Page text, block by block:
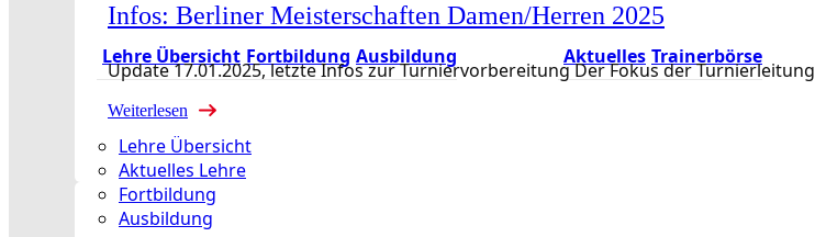
Lehre Übersicht Fortbildung Ausbildung Aktuelles Trainerbörse
Lehre Übersicht
Aktuelles Lehre
Fortbildung
Ausbildung
Infos: Berliner Meisterschaften Damen/Herren 2025
Update 17.01.2025, letzte Infos zur Turniervorbereitung Der Fokus der
Weiterlesen